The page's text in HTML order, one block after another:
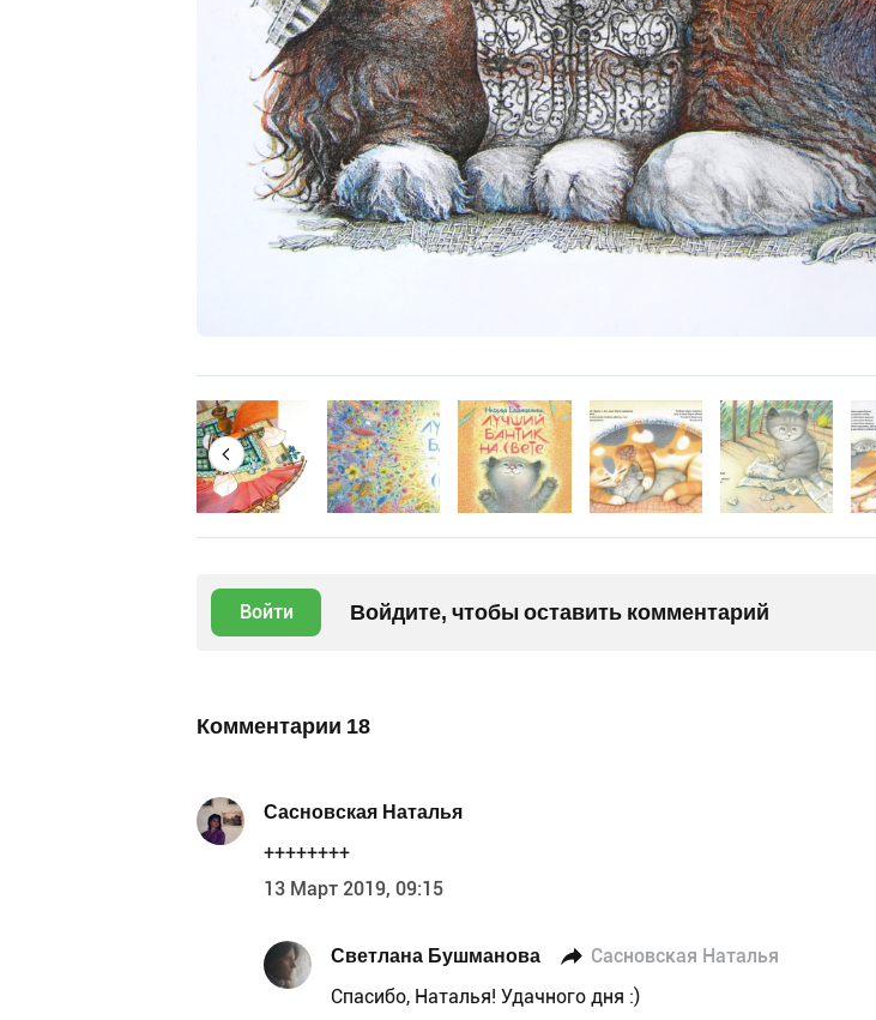
Войти Войдите, чтобы оставить комментарий
Комментарии 18
Сасновская Наталья
++++++++
13 Март 2019, 09:15
Светлана Бушманова Сасновская Наталья
Спасибо, Наталья! Удачного дня :)